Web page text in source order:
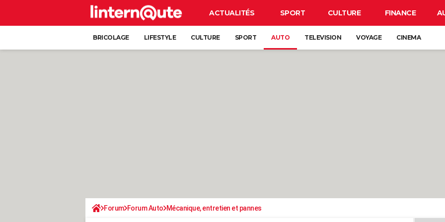
ACTUALITÉS SPORT CULTURE FINANCE
BRICOLAGE LIFESTYLE CULTURE SPORT AUTO TELEVISION VOYAGE CINEMA
Forum Forum Auto Mécanique, entretien et pannes